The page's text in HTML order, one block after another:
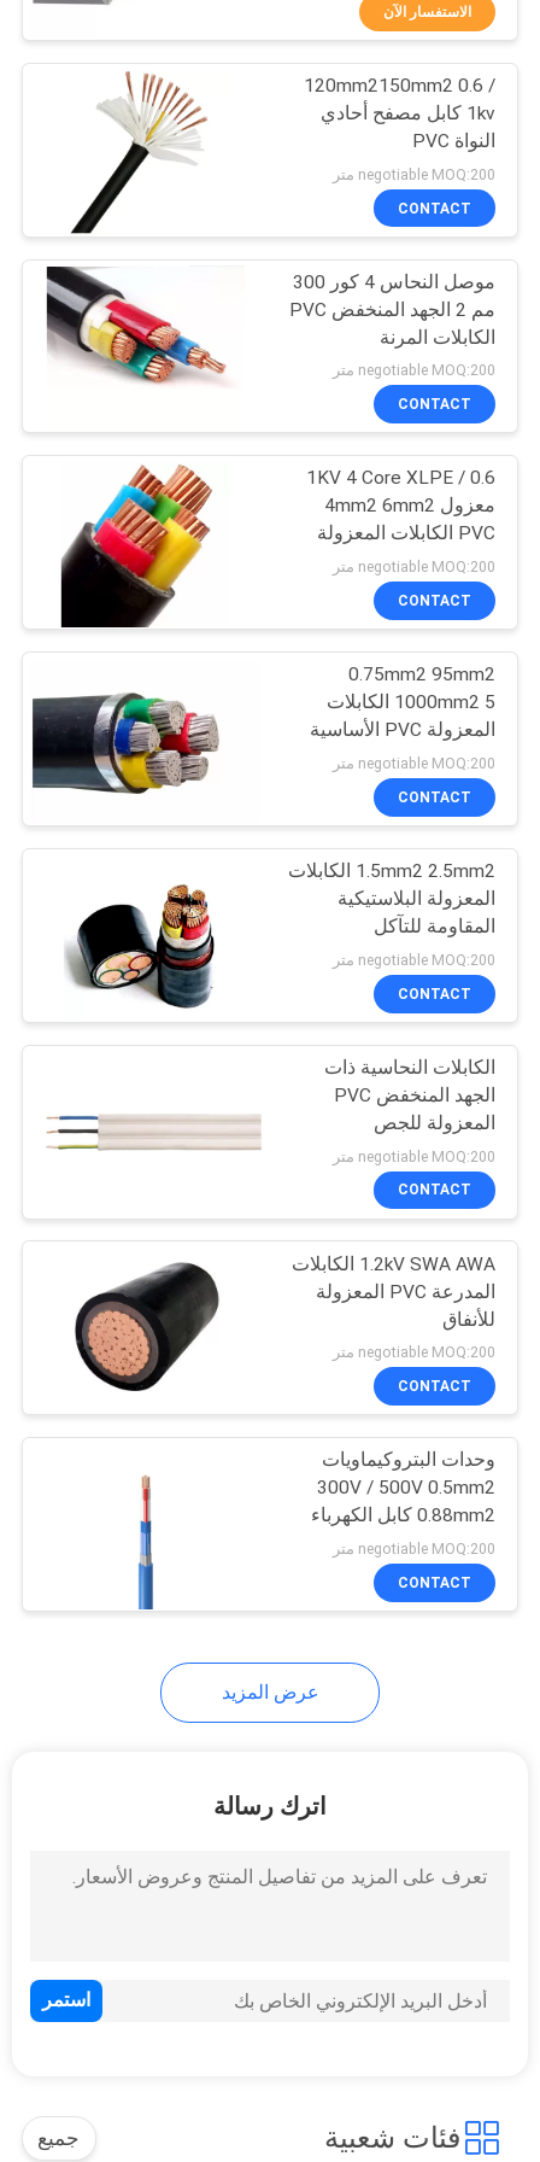
مراقبة
الجودة
اتصل
اطلب
اقتباس
خريطة
الموقع
PRIVACY
POLICY
كابلات الطاقة
المحورية
10
كابل طاقة عالي الجهد
10
كابلات الطاقة MV
10
كابلات الكهرباء ذات
الجهد المنخفض
10
الكابلات المعزولة
PVC
10
كابل هوائي جوي
10
كابل مقاوم للحريق
كابل هالوجين منخفض
الدخان
الاستفسار الآن
120mm2150mm2 0.6 /
1kv كابل مصفح أحادي
النواة PVC
negotiable MOQ:200 متر
CONTACT
موصل النحاس 4 كور 300
مم 2 الجهد المنخفض PVC
الكابلات المرنة
negotiable MOQ:200 متر
CONTACT
0.6 / 1KV 4 Core XLPE
معزول 4mm2 6mm2
PVC الكابلات المعزولة
negotiable MOQ:200 متر
CONTACT
0.75mm2 95mm2
1000mm2 5 الكابلات
المعزولة PVC الأساسية
للنقل
negotiable MOQ:200 متر
CONTACT
1.5mm2 2.5mm2 الكابلات
المعزولة البلاستيكية
المقاومة للتآكل
negotiable MOQ:200 متر
CONTACT
الكابلات النحاسية ذات
الجهد المنخفض PVC
المعزولة للجص
negotiable MOQ:200 متر
CONTACT
1.2kV SWA AWA الكابلات
المدرعة PVC المعزولة
للأنفاق
negotiable MOQ:200 متر
CONTACT
وحدات البتروكيماويات
300V / 500V 0.5mm2
0.88mm2 كابل الكهرباء
المعزول PVC
negotiable MOQ:200 متر
CONTACT
عرض المزيد
اترك رسالة
فئات شعبية جميع